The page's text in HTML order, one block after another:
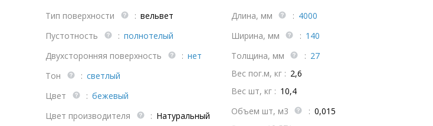
Тип поверхности : вельвет
Пустотность
: полнотелый
Двухсторонняя поверхность
: нет
Тон
: светлый
Цвет
: бежевый
Цвет производителя
: Натуральный
Длина, мм : 4000
Ширина, мм
: 140
Толщина, мм
: 27
Вес пог.м, кг : 2,6
Вес шт, кг : 10,4
Объем шт, м3
: 0,015